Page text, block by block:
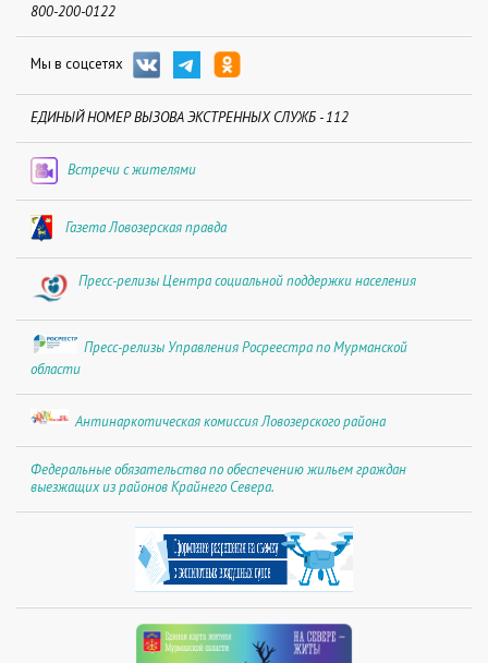
800-200-0122
Мы в соцсетях
ЕДИНЫЙ НОМЕР ВЫЗОВА ЭКСТРЕННЫХ СЛУЖБ - 112
Встречи с жителями
Газета Ловозерская правда
Пресс-релизы Центра социальной поддержки населения
Пресс-релизы Управления Росреестра по Мурманской
области
Антинаркотическая комиссия Ловозерского района
Федеральные обязательства по обеспечению жильем граждан
выезжащих из районов Крайнего Севера.